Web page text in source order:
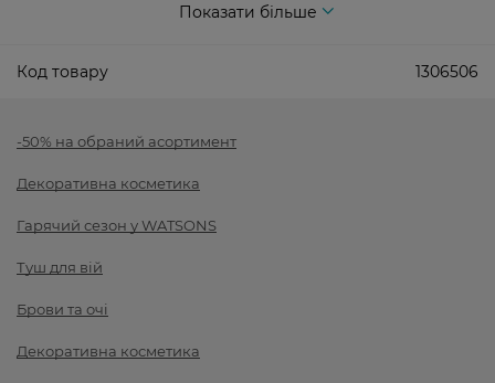
Показати більше
Код товару 1306506
-50% на обраний асортимент
Декоративна косметика
Гарячий сезон у WATSONS
Туш для вій
Брови та очі
Декоративна косметика